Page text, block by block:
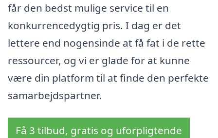
får den bedst mulige service til en
konkurrencedygtig pris. I dag er det
lettere end nogensinde at få fat i de rette
ressourcer, og vi er glade for at kunne
være din platform til at finde den perfekte
samarbejdspartner.
Få 3 tilbud, gratis og uforpligtende